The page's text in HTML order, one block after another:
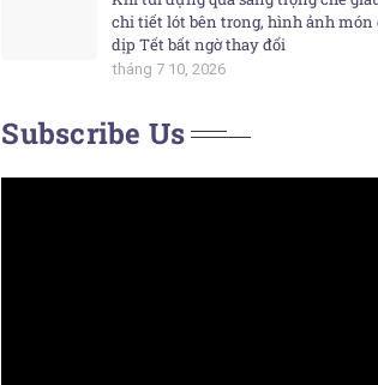
chi tiết lót bên trong, hình ảnh món
dịp Tết bất ngờ thay đổi
tháng 7 10, 2026
Subscribe Us